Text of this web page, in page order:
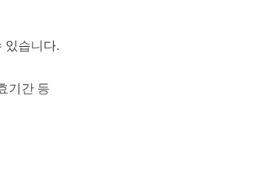
있습니다.
기간 등